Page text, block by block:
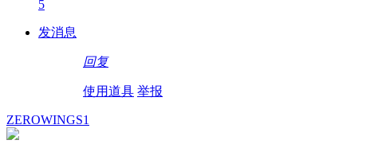
5
发消息
回复
使用道具 举报
ZEROWINGS1